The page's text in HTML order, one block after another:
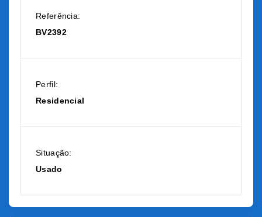
Referência:
BV2392
Perfil:
Residencial
Situação:
Usado